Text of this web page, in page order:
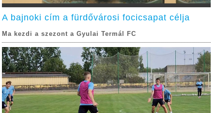
A bajnoki cím a fürdővárosi focicsapat célja
Ma kezdi a szezont a Gyulai Termál FC